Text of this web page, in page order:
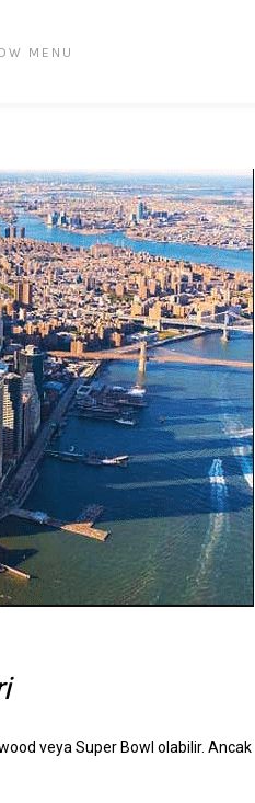
MENU
veya Super Bowl olabilir. Ancak